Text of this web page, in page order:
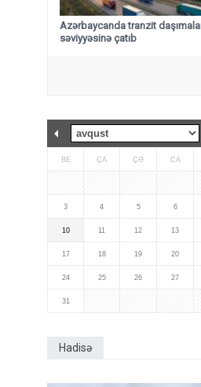
Azərbaycanda tranzit
səviyyəsinə çatıb
BE ÇA ÇƏ CA
3 4 5 6
10 11 12 13
17 18 19 20
24 25 26 27
31
Hadisə